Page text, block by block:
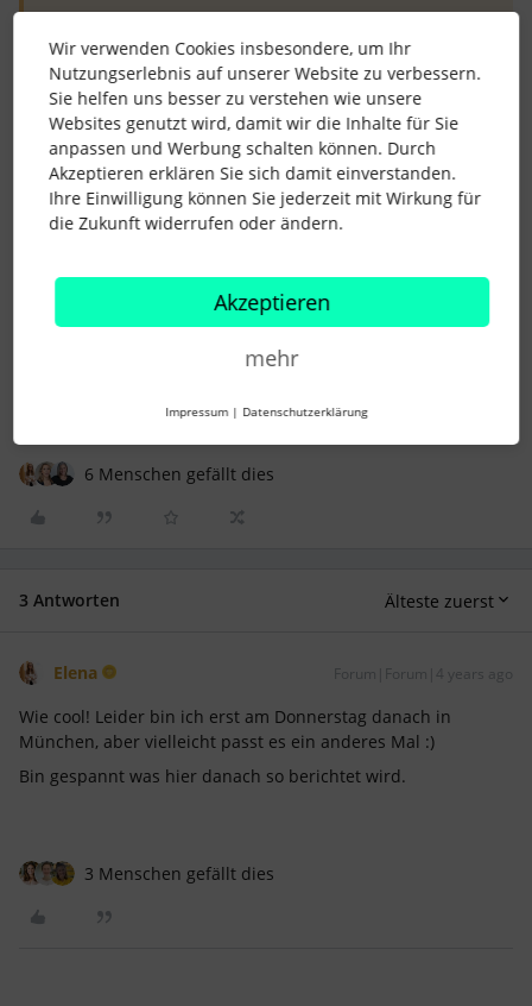
Kein passender Termin dabei, Ihr möchtet Euch aber
trotzdem austauschen und erfahren, wie die bisherigen HR
Networking Dinner waren?
» Dann werdet Mitglied in unserer HR Networking Dinner
Gruppe
Personalwesen
6 Menschen gefällt dies
3 Antworten Älteste zuerst
Elena Forum|Forum|4 years ago
Wie cool! Leider bin ich erst am Donnerstag danach in
München, aber vielleicht passt es ein anderes Mal :)
Bin gespannt was hier danach so berichtet wird.
3 Menschen gefällt dies
Wir verwenden Cookies insbesondere, um Ihr
Nutzungserlebnis auf unserer Website zu verbessern.
Sie helfen uns besser zu verstehen wie unsere
Websites genutzt wird, damit wir die Inhalte für Sie
anpassen und Werbung schalten können. Durch
Akzeptieren erklären Sie sich damit einverstanden.
Ihre Einwilligung können Sie jederzeit mit Wirkung für
die Zukunft widerrufen oder ändern.
Akzeptieren
mehr
Impressum | Datenschutzerklärung